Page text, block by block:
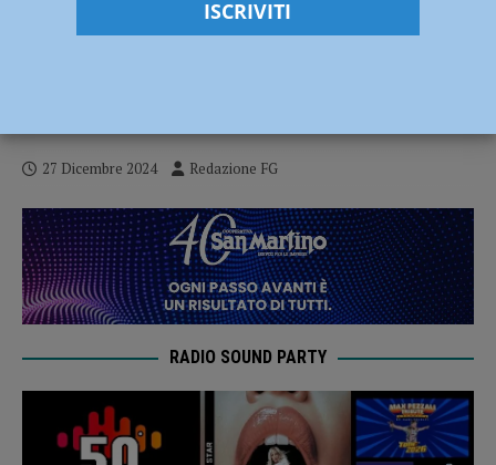
Piacenza, nel 2023 valore aggiunto a 10,3
27 Dicembre 2024 Redazione FG
RADIO SOUND PARTY